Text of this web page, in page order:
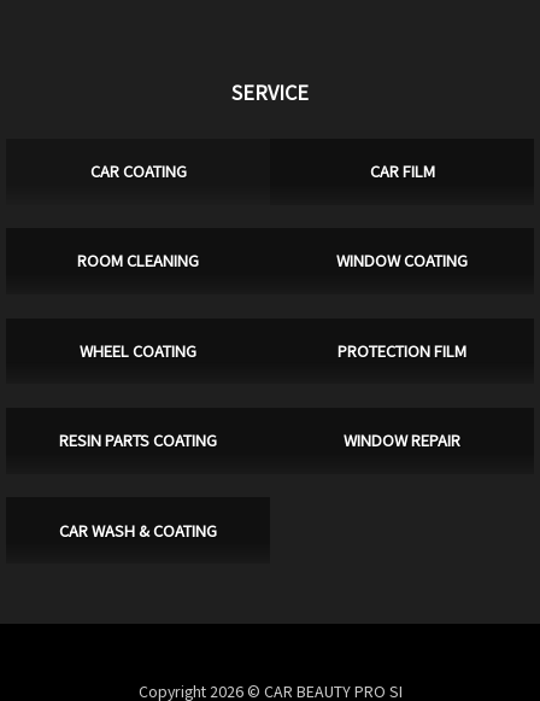
SERVICE
CAR COATING CAR FILM
ROOM CLEANING WINDOW COATING
WHEEL COATING PROTECTION FILM
RESIN PARTS COATING WINDOW REPAIR
CAR WASH & COATING
Copyright 2026 © CAR BEAUTY PRO SI